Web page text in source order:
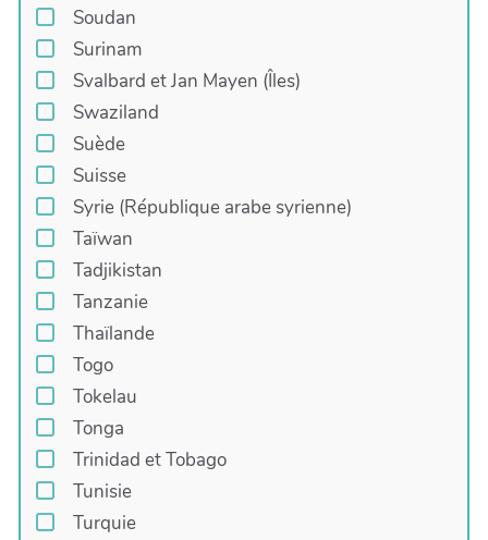
Soudan
Surinam
Svalbard et Jan Mayen (Îles)
Swaziland
Suède
Suisse
Syrie (République arabe syrienne)
Taïwan
Tadjikistan
Tanzanie
Thaïlande
Togo
Tokelau
Tonga
Trinidad et Tobago
Tunisie
Turquie